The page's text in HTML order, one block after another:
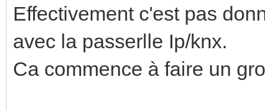
Effectivement c'est pas
avec la passerlle Ip/knx.
Ca commence à faire un